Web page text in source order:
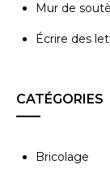
Mur de
Écrire des
CATÉGORIES
Bricolage